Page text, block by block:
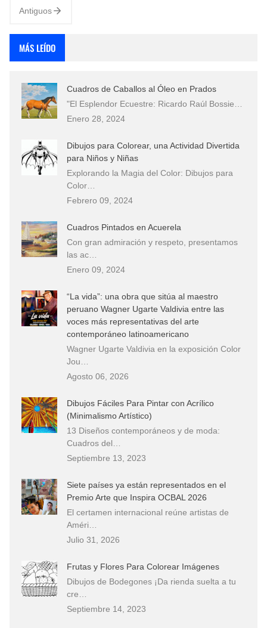
Paisaje Rustico de C…
Antiguos
MÁS LEÍDO
Cuadros de Caballos al Óleo en Prados
"El Esplendor Ecuestre: Ricardo Raúl Bossie…
Enero 28, 2024
Dibujos para Colorear, una Actividad Divertida
para Niños y Niñas
Explorando la Magia del Color: Dibujos para
Color…
Febrero 09, 2024
Cuadros Pintados en Acuerela
Con gran admiración y respeto, presentamos
las ac…
Enero 09, 2024
“La vida”: una obra que sitúa al maestro
peruano Wagner Ugarte Valdivia entre las
voces más representativas del arte
contemporáneo latinoamericano
Wagner Ugarte Valdivia en la exposición Color
Jou…
Agosto 06, 2026
Dibujos Fáciles Para Pintar con Acrílico
(Minimalismo Artístico)
13 Diseños contemporáneos y de moda:
Cuadros del…
Septiembre 13, 2023
Siete países ya están representados en el
Premio Arte que Inspira OCBAL 2026
El certamen internacional reúne artistas de
Améri…
Julio 31, 2026
Frutas y Flores Para Colorear Imágenes
Dibujos de Bodegones ¡Da rienda suelta a tu
cre…
Septiembre 14, 2023